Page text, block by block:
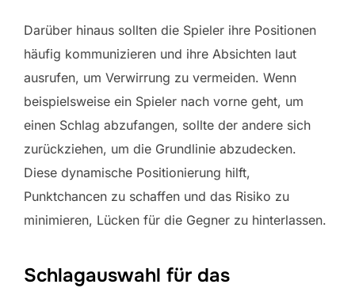
Darüber hinaus sollten die Spieler ihre Positionen
häufig kommunizieren und ihre Absichten laut
ausrufen, um Verwirrung zu vermeiden. Wenn
beispielsweise ein Spieler nach vorne geht, um
einen Schlag abzufangen, sollte der andere sich
zurückziehen, um die Grundlinie abzudecken.
Diese dynamische Positionierung hilft,
Punktchancen zu schaffen und das Risiko zu
minimieren, Lücken für die Gegner zu hinterlassen.
Schlagauswahl für das